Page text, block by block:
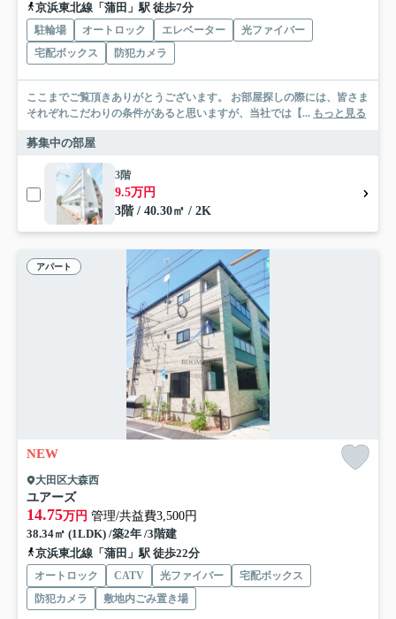
京浜東北線「蒲田」駅 徒歩7分
駐輪場 オートロック エレベーター
光ファイバー
宅配ボックス
防犯カメラ
ここまでご覧頂きありがとうございます。 お部屋探しの際には、皆さま
それぞれこだわりの条件があると思いますが、当社では【... もっと見る
募集中の部屋
3階
9.5万円
3階 / 40.30㎡ / 2K
アパート
NEW
大田区大森西
ユアーズ
14.75万円 管理/共益費3,500円
38.34㎡ (1LDK) /築2年 /3階建
京浜東北線「蒲田」駅 徒歩22分
オートロック CATV 光ファイバー
宅配ボックス
防犯カメラ
敷地内ごみ置き場